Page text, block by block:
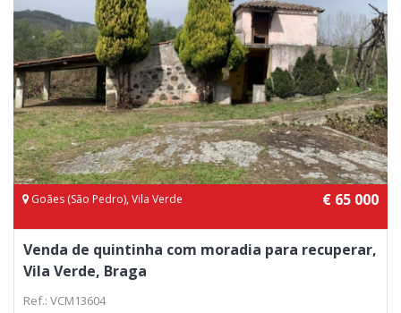
Goães (São Pedro), Vila Verde € 65 000
Venda de quintinha com moradia para recuperar,
Vila Verde, Braga
Ref.: VCM13604